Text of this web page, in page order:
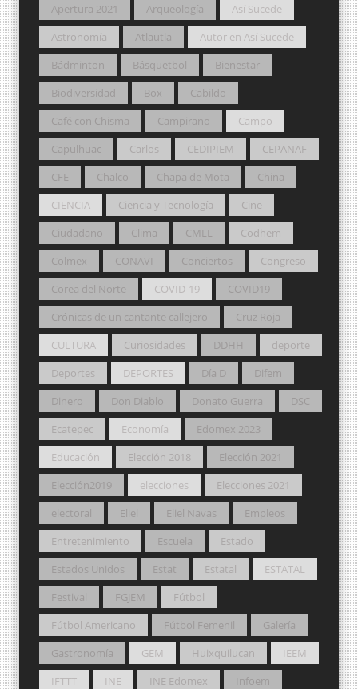
Apertura 2021
Arqueología
Así Sucede
Astronomía
Atlautla
Autor en Así Sucede
Bádminton
Básquetbol
Bienestar
Biodiversidad
Box
Cabildo
Café con Chisma
Campirano
Campo
Capulhuac
Carlos CEDIPIEM
CEPANAF
CFE
Chalco Chapa de Mota
China
CIENCIA
Ciencia y Tecnología
Cine
Ciudadano
Clima CMLL
Codhem
Colmex
CONAVI Conciertos
Congreso
Corea del Norte
COVID-19
COVID19
Crónicas de un cantante callejero
Cruz Roja
CULTURA
Curiosidades DDHH
deporte
Deportes
DEPORTES Día D
Difem
Dinero
Don Diablo Donato Guerra
DSC
Ecatepec
Economía
Edomex 2023
Educación
Elección 2018
Elección 2021
Elección2019
elecciones
Elecciones 2021
electoral
Eliel Eliel Navas
Empleos
Entretenimiento
Escuela
Estado
Estados Unidos
Estat Estatal
ESTATAL
Festival
FGJEM
Fútbol
Fútbol Americano
Fútbol Femenil
Galería
Gastronomía
GEM Huixquilucan
IEEM
IFTTT
INE INE Edomex
Infoem